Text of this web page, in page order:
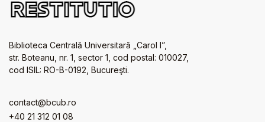
Biblioteca Centrală Universitară „Carol I”,
str. Boteanu, nr. 1, sector 1, cod postal: 010027,
cod ISIL: RO-B-0192, Bucureşti.
contact@bcub.ro
+40 21 312 01 08